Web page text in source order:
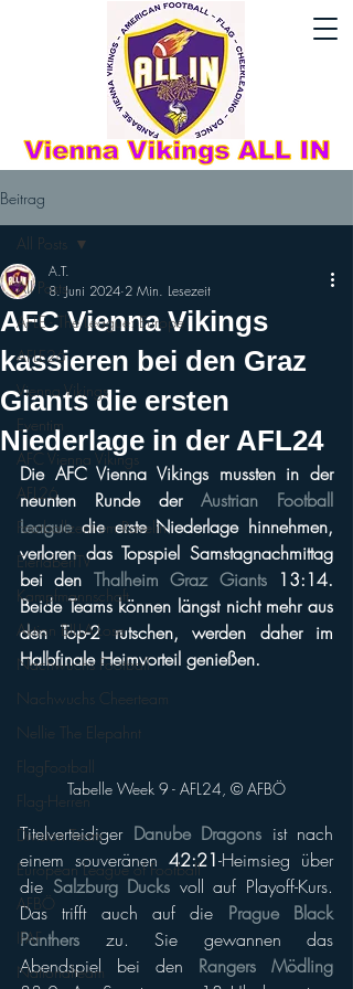
Beitrag
All Posts
AFLE - The League: Europe
AFLE26
Vienna Vikings
Eventim
AFC Vienna Vikings
AFL26
Footballzentrum Ravelin
EierlaberlTV
Kampfmannschaft
Aktion BILLA-Lose
Nachwuchs Football
Nachwuchs Cheerteam
Nellie The Elepahnt
FlagFootball
Flag-Herren
Division Team
European League of Football
AFBÖ
IFAF
Nationalteam
All Posts
AFC Vienna Vikings
kassieren bei den Graz
Giants die ersten
Niederlage in der AFL24
A.T.
8. Juni 2024 2 Min. Lesezeit
Die AFC Vienna Vikings mussten in der
neunten Runde der Austrian Football
League die erste Niederlage hinnehmen,
verloren das Topspiel Samstagnachmittag
bei den Thalheim Graz Giants 13:14.
Beide Teams können längst nicht mehr aus
den Top-2 rutschen, werden daher im
Halbfinale Heimvorteil genießen.
Tabelle Week 9 - AFL24, © AFBÖ
Titelverteidiger Danube Dragons ist nach
einem souveränen 42:21-Heimsieg über
die Salzburg Ducks voll auf Playoff-Kurs.
Das trifft auch auf die Prague Black
Panthers zu. Sie gewannen das
Abendspiel bei den Rangers Mödling